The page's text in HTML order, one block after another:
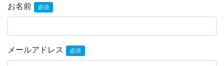
お名前 必須
メールアドレス 必須